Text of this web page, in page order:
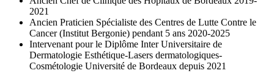
2021
Ancien Praticien Spécialiste des Centres de Lutte Contre le
Cancer (Institut Bergonie) pendant 5 ans 2020-2025
Intervenant pour le Diplôme Inter Universitaire de
Dermatologie Esthétique-Lasers dermatologiques-
Cosmétologie Université de Bordeaux depuis 2021